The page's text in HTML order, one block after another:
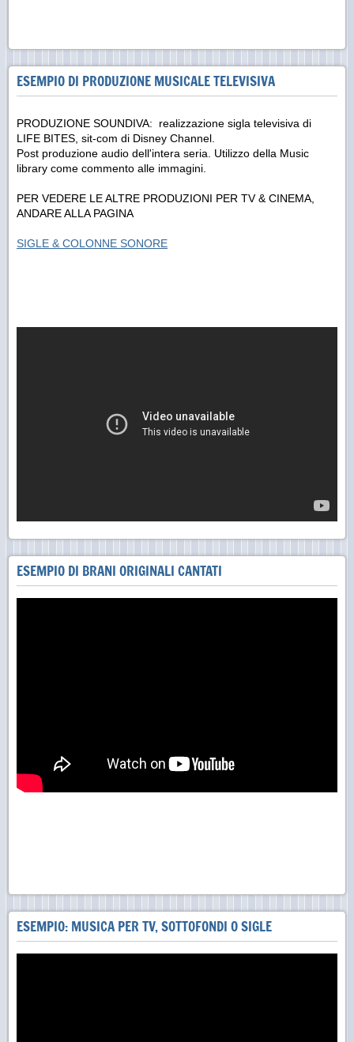
ESEMPIO DI PRODUZIONE MUSICALE TELEVISIVA
PRODUZIONE SOUNDIVA: realizzazione sigla televisiva di
LIFE BITES, sit-com di Disney Channel.
Post produzione audio dell'intera seria. Utilizzo della Music
library come commento alle immagini.
PER VEDERE LE ALTRE PRODUZIONI PER TV & CINEMA,
ANDARE ALLA PAGINA
SIGLE & COLONNE SONORE
ESEMPIO DI BRANI ORIGINALI CANTATI
ESEMPIO: MUSICA PER TV, SOTTOFONDI O SIGLE